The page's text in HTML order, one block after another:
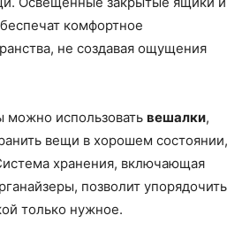
комфортное
не создавая ощущения
использовать вешалки,
вещи в хорошем состоянии,
хранения, включающая
позволит упорядочить
только нужное.